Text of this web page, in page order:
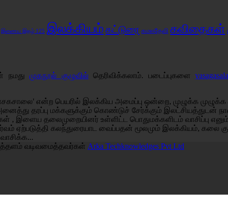
இணைய இதழ் 125 இலக்கியம்கட்டுரை கமலதேவி கவிதைகள்
நமதுமுகநூல் குழுவில் தெரிவிக்கலாம். படைப்புகளை
என்ற பெயரில் இலக்கிய அமைப்பு ஒன்றை, முழுக்க முழுக்க
தரப்பு மக்களுக்கும் கொண்டுச் சேர்க்கும் இலட்சியத்துடன்
, இளைய தலைமுறையினர் உள்ளிட்ட பொதுமக்களிடம் வாசிப்பு
ஏற்படுத்தி கலந்துரையாட வைப்பதன் மூலமும் இலக்கியம், கலை
வடிவமைத்தவர்கள் Arka Techknowledges Pvt Ltd